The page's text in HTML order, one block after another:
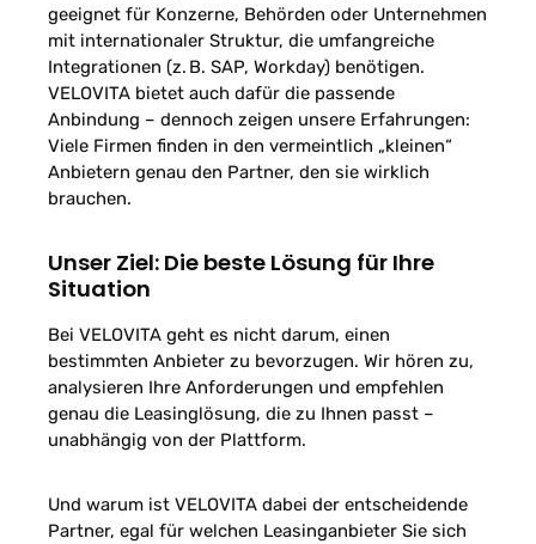
geeignet für Konzerne, Behörden oder Unternehmen
mit internationaler Struktur, die umfangreiche
Integrationen (z. B. SAP, Workday) benötigen.
VELOVITA bietet auch dafür die passende
Anbindung – dennoch zeigen unsere Erfahrungen:
Viele Firmen finden in den vermeintlich „kleinen“
Anbietern genau den Partner, den sie wirklich
brauchen.
Unser Ziel: Die beste Lösung für Ihre
Situation
Bei VELOVITA geht es nicht darum, einen
bestimmten Anbieter zu bevorzugen. Wir hören zu,
analysieren Ihre Anforderungen und empfehlen
genau die Leasinglösung, die zu Ihnen passt –
unabhängig von der Plattform.
Und warum ist VELOVITA dabei der entscheidende
Partner, egal für welchen Leasinganbieter Sie sich